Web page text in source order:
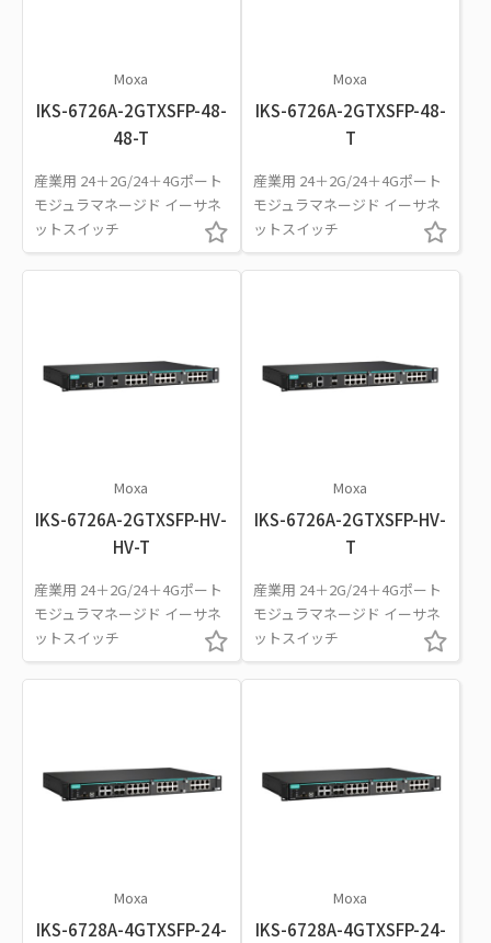
Moxa
IKS-6726A-2GTXSFP-48-
48-T
産業用 24＋2G/24＋4Gポート
モジュラマネージド イーサネ
ットスイッチ
Moxa
IKS-6726A-2GTXSFP-48-
T
産業用 24＋2G/24＋4Gポート
モジュラマネージド イーサネ
ットスイッチ
Moxa
IKS-6726A-2GTXSFP-HV-
HV-T
産業用 24＋2G/24＋4Gポート
モジュラマネージド イーサネ
ットスイッチ
Moxa
IKS-6726A-2GTXSFP-HV-
T
産業用 24＋2G/24＋4Gポート
モジュラマネージド イーサネ
ットスイッチ
Moxa
IKS-6728A-4GTXSFP-24-
Moxa
IKS-6728A-4GTXSFP-24-